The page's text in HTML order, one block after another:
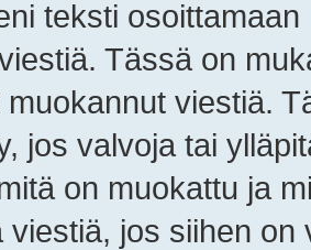
teksti
Tässä on
muokannut viestiä.
jos valvoja tai
on muokattu ja
viestiä, jos siihen on